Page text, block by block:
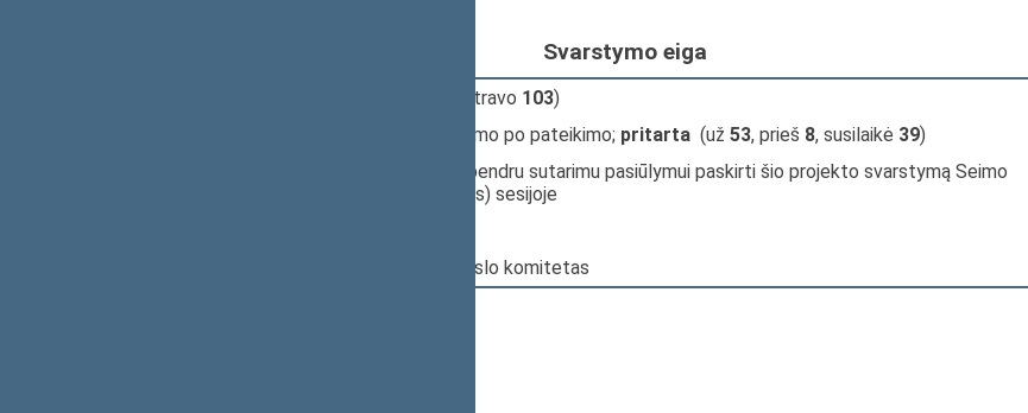
Svarstymo eiga
(užsiregistravo 103)
dėl pritarimo po pateikimo; pritarta (už 53, prieš 8, susilaikė 39)
Įvyko balsavimas. Pritarta bendru sutarimu pasiūlymui paskirti šio projekto svarstymą Seimo
posėdyje 2025 m. III (rudens) sesijoje
Pagrindinis: Švietimo ir mokslo komitetas